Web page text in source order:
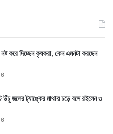
নষ্ট করে দিচ্ছেন কৃষকরা, কেন এমনটা করছেন
উঁচু জলের ট্যাঙ্কের মাথায় চড়ে বসে রইলেন ৩